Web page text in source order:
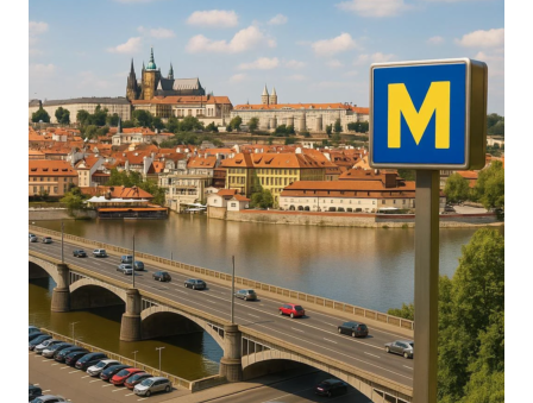
Zoek & Boek